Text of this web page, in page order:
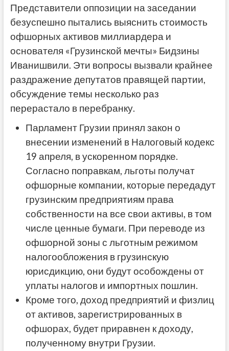
Представители оппозиции на заседании
безуспешно пытались выяснить стоимость
офшорных активов миллиардера и
основателя «Грузинской мечты» Бидзины
Иванишвили. Эти вопросы вызвали крайнее
раздражение депутатов правящей партии,
обсуждение темы несколько раз
перерастало в перебранку.
Парламент Грузии принял закон о
внесении изменений в Налоговый кодекс
19 апреля, в ускоренном порядке.
Согласно поправкам, льготы получат
офшорные компании, которые передадут
грузинским предприятиям права
собственности на все свои активы, в том
числе ценные бумаги. При переводе из
офшорной зоны с льготным режимом
налогообложения в грузинскую
юрисдикцию, они будут особождены от
уплаты налогов и импортных пошлин.
Кроме того, доход предприятий и физлиц
от активов, зарегистрированных в
офшорах, будет приравнен к доходу,
полученному внутри Грузии.